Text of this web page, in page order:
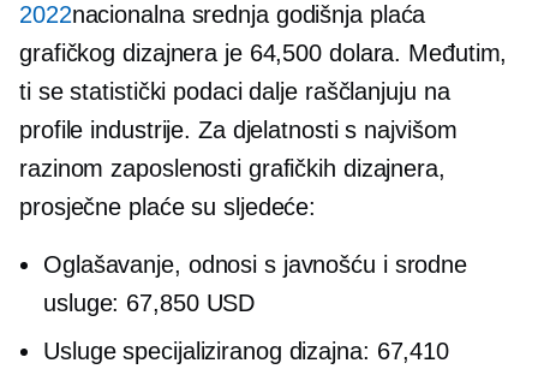
2022nacionalna srednja godišnja plaća
grafičkog dizajnera je 64,500 dolara. Međutim,
ti se statistički podaci dalje raščlanjuju na
profile industrije. Za djelatnosti s najvišom
razinom zaposlenosti grafičkih dizajnera,
prosječne plaće su sljedeće:
Oglašavanje, odnosi s javnošću i srodne
usluge: 67,850 USD
Usluge specijaliziranog dizajna: 67,410